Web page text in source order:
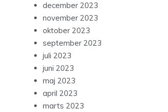
december 2023
november 2023
oktober 2023
september 2023
juli 2023
juni 2023
maj 2023
april 2023
marts 2023